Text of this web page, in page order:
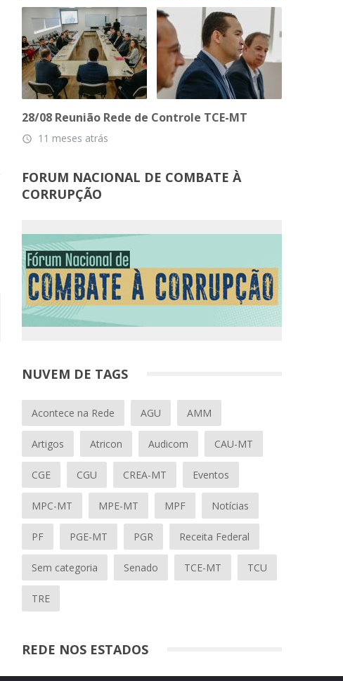
28/08 Reunião Rede de Controle TCE-MT
access_time 11 meses atrás
FORUM NACIONAL DE COMBATE À
CORRUPÇÃO
NUVEM DE TAGS
Acontece na Rede AGU AMM
Artigos Atricon Audicom CAU-MT
CGE CGU CREA-MT Eventos
MPC-MT MPE-MT MPF Notícias
PF PGE-MT PGR Receita Federal
Sem categoria Senado TCE-MT TCU
TRE
REDE NOS ESTADOS